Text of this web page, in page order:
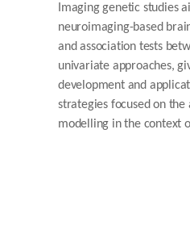
Imaging genetic studies
neuroimaging-based
and association tests
univariate approaches,
development and
strategies focused on
modelling in the context